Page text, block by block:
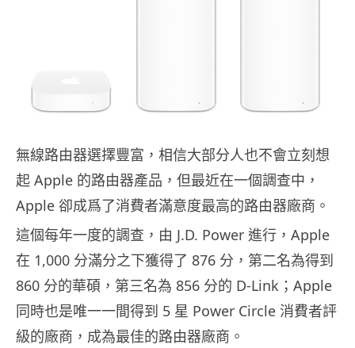
無線路由器選擇豐富，相信大部分人也不會立刻想
起 Apple 的路由器產品，但最近在一個調查中，
Apple 卻成爲了消費者滿意度最高的路由器廠商。
這個每年一度的調查，由 J.D. Power 進行，Apple
在 1,000 分滿分之下獲得了 876 分，第二名為得到
860 分的華碩，第三名為 856 分的 D-Link；Apple
同時也是唯一一間得到 5 星 Power Circle 消費者評
級的廠商，成為最佳的路由器廠商。